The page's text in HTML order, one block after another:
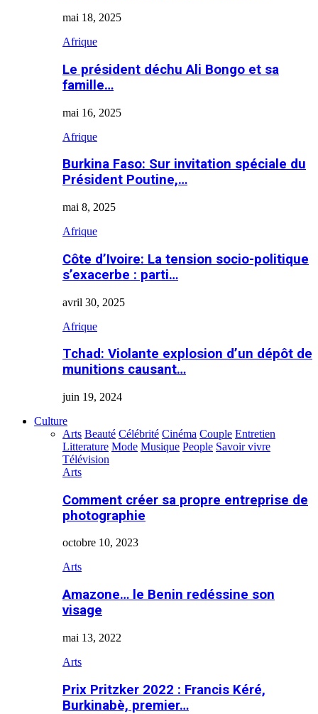
mai 18, 2025
Afrique
Le président déchu Ali Bongo et sa
famille…
mai 16, 2025
Afrique
Burkina Faso: Sur invitation spéciale du
Président Poutine,…
mai 8, 2025
Afrique
Côte d’Ivoire: La tension socio-politique
s’exacerbe : parti…
avril 30, 2025
Afrique
Tchad: Violante explosion d’un dépôt de
munitions causant…
juin 19, 2024
Culture
Arts Beauté Célébrité Cinéma Couple Entretien
Litterature Mode Musique People Savoir vivre
Télévision
Arts
Comment créer sa propre entreprise de
photographie
octobre 10, 2023
Arts
Amazone… le Benin redéssine son
visage
mai 13, 2022
Arts
Prix Pritzker 2022 : Francis Kéré,
Burkinabè, premier…